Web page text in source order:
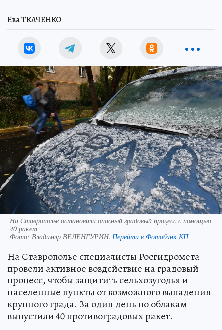
Ева ТКАЧЕНКО
На Ставрополье остановили опасный градовый процесс с помощью
40 ракет
Фото: Владимир ВЕЛЕНГУРИН. Перейти в Фотобанк КП
На Ставрополье специалисты Росгидромета
провели активное воздействие на градовый
процесс, чтобы защитить сельхозугодья и
населенные пункты от возможного выпадения
крупного града. За один день по облакам
выпустили 40 противоградовых ракет.